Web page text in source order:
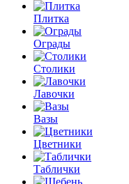
Плитка
Ограды
Столики
Лавочки
Вазы
Цветники
Таблички